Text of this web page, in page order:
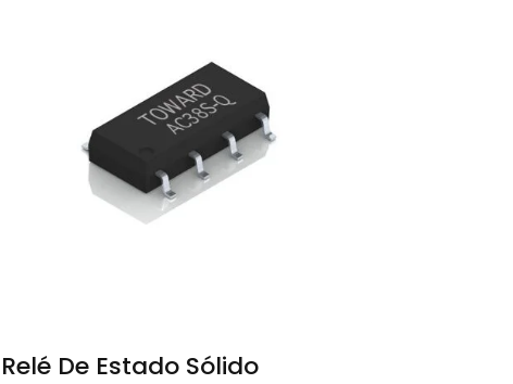
Relé De Estado Sólido